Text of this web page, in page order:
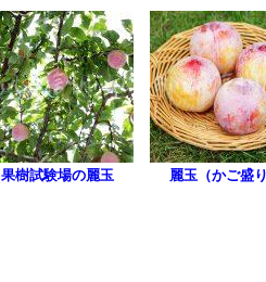
果樹試験場の麗玉 麗玉（かご盛